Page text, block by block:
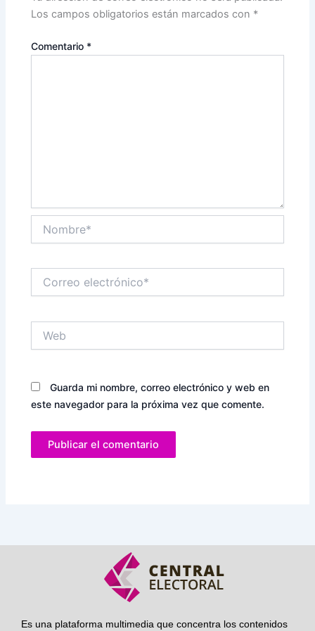
Los campos obligatorios están marcados con *
Comentario *
electrónico*
Guarda mi nombre, correo electrónico y web en
este navegador para la próxima vez que comente.
Es una plataforma multimedia que concentra los contenidos